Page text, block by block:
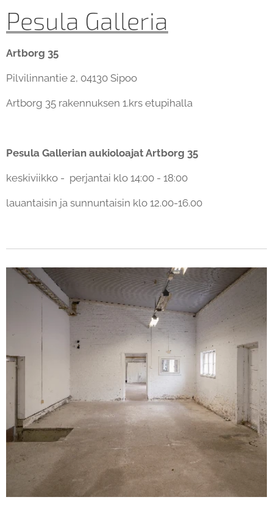
Pesula Galleria
Artborg 35
Pilvilinnantie 2, 04130 Sipoo
Artborg 35 rakennuksen 1.krs etupihalla
Pesula Gallerian aukioloajat Artborg 35
keskiviikko - perjantai klo 14:00 - 18:00
lauantaisin ja sunnuntaisin klo 12.00-16.00